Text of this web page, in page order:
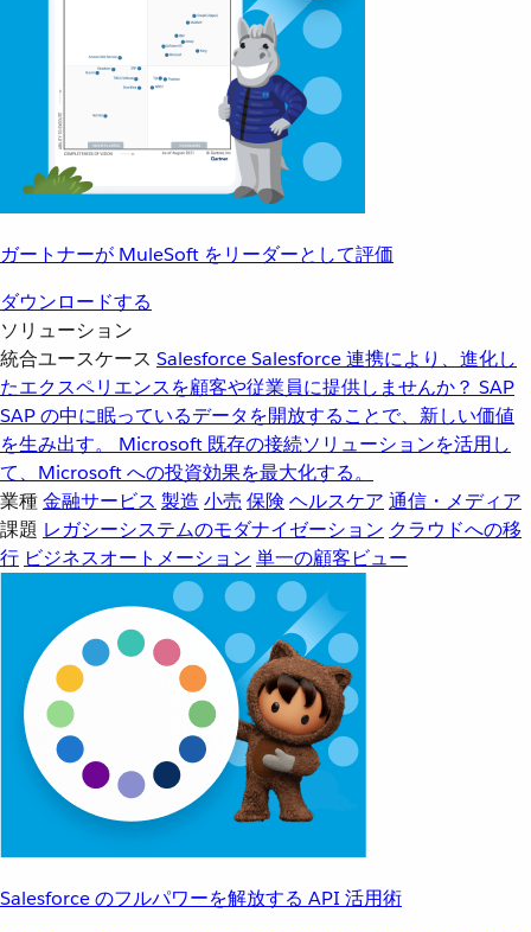
ガートナーが MuleSoft をリーダーとして評価
ダウンロードする
ソリューション
統合ユースケース SalesforceSalesforce 連携により、進化し
たエクスペリエンスを顧客や従業員に提供しませんか？ SAP
SAP の中に眠っているデータを開放することで、新しい価値
を生み出す。
Microsoft 既存の接続ソリューションを活用し
て、Microsoft への投資効果を最大化する。
業種金融サービス 製造 小売 保険 ヘルスケア 通信・メディア
課題 レガシーシステムのモダナイゼーション クラウドへの移
行 ビジネスオートメーション 単一の顧客ビュー
Salesforce のフルパワーを解放する API 活用術